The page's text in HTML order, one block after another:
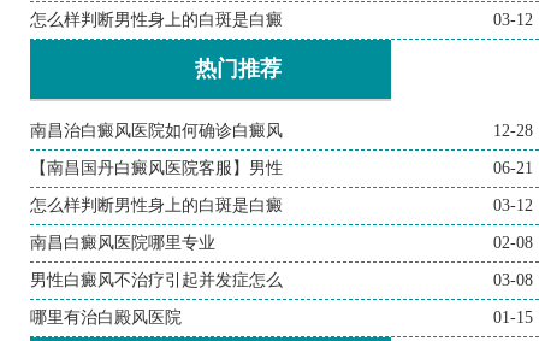
怎么样判断男性身上的白斑是白癜 03-12
热门推荐
南昌治白癜风医院如何确诊白癜风 12-28
【南昌国丹白癜风医院客服】男性 06-21
怎么样判断男性身上的白斑是白癜 03-12
南昌白癜风医院哪里专业 02-08
男性白癜风不治疗引起并发症怎么 03-08
哪里有治白殿风医院 01-15